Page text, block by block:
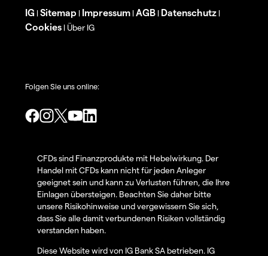
IG | Sitemap | Impressum | AGB | Datenschutz |
Cookies | Über IG
Folgen Sie uns online:
CFDs sind Finanzprodukte mit Hebelwirkung. Der
Handel mit CFDs kann nicht für jeden Anleger
geeignet sein und kann zu Verlusten führen, die Ihre
Einlagen übersteigen. Beachten Sie daher bitte
unsere Risikohinweise und vergewissern Sie sich,
dass Sie alle damit verbundenen Risiken vollständig
verstanden haben.
Diese Website wird von IG Bank SA betrieben. IG